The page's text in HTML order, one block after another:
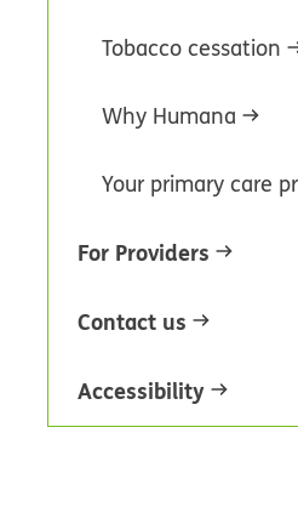
Tobacco cessation
Why Humana
Your primary care
For Providers
Contact us
Accessibility